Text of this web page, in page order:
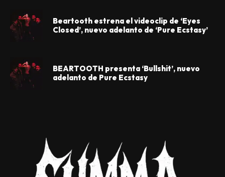
Beartooth estrena el videoclip de ‘Eyes
Closed’, nuevo adelanto de ‘Pure Ecstasy’
BEARTOOTH presenta ‘Bullshit’, nuevo
adelanto de Pure Ecstasy